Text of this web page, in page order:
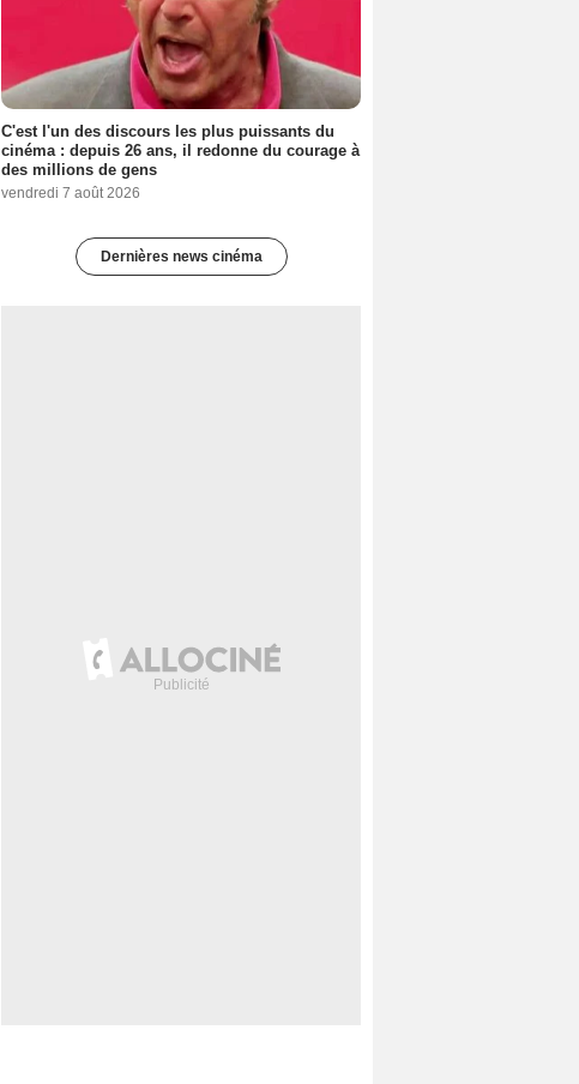
C'est l'un des discours les plus puissants du
cinéma : depuis 26 ans, il redonne du courage à
des millions de gens
vendredi 7 août 2026
Dernières news cinéma